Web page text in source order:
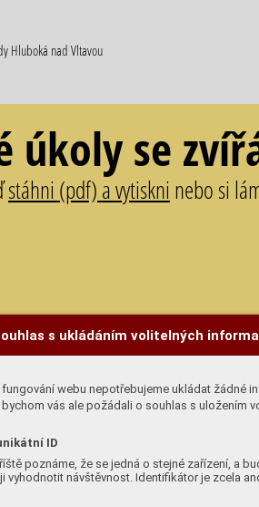
s ukládáním volitelných
webu nepotřebujeme ukládat žádné
vás ale požádali o souhlas s uložením
ID
poznáme, že se jedná o stejné zařízení, a
vyhodnotit návštěvnost. Identifikátor je zcela
Hluboká nad Vltavou
úkoly se
stáhni (pdf) a vytiskninebo si
tak s